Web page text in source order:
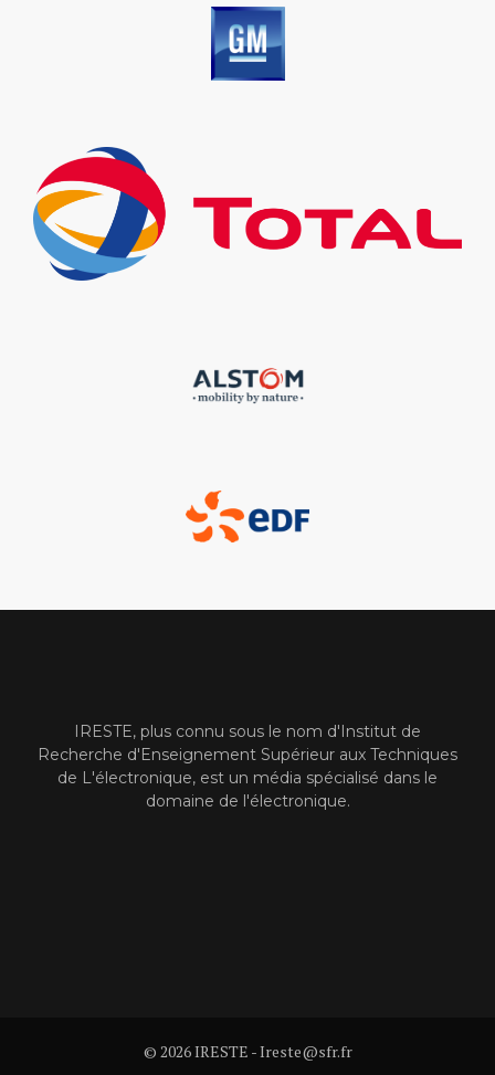
IRESTE, plus connu sous le nom d'Institut de
Recherche d'Enseignement Supérieur aux Techniques
de L'électronique, est un média spécialisé dans le
domaine de l'électronique.
© 2026 IRESTE - Ireste@sfr.fr